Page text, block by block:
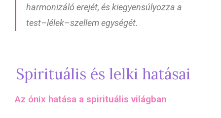
harmonizáló erejét, és kiegyensúlyozza a
test–lélek–szellem egységét.
Spirituális és lelki hatásai
Az ónix hatása a spirituális világban